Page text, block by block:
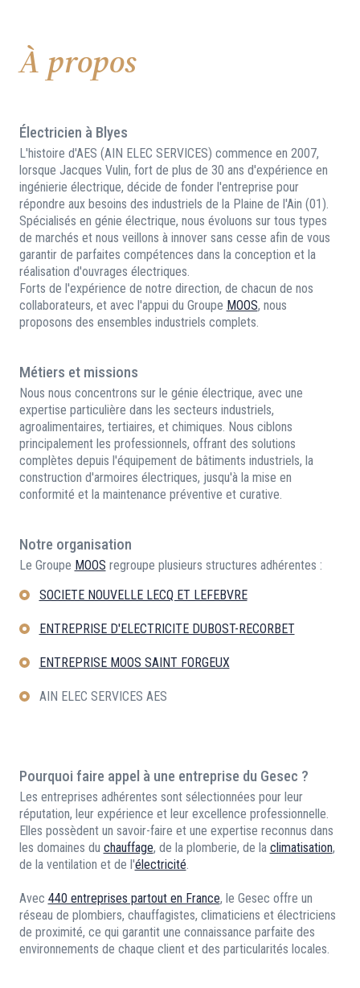
À propos
Électricien à Blyes
L'histoire d'AES (AIN ELEC SERVICES) commence en 2007,
lorsque Jacques Vulin, fort de plus de 30 ans d'expérience en
ingénierie électrique, décide de fonder l'entreprise pour
répondre aux besoins des industriels de la Plaine de l'Ain (01).
Spécialisés en génie électrique, nous évoluons sur tous types
de marchés et nous veillons à innover sans cesse afin de vous
garantir de parfaites compétences dans la conception et la
réalisation d'ouvrages électriques.
Forts de l'expérience de notre direction, de chacun de nos
collaborateurs, et avec l'appui du Groupe MOOS, nous
proposons des ensembles industriels complets.
Métiers et missions
Nous nous concentrons sur le génie électrique, avec une
expertise particulière dans les secteurs industriels,
agroalimentaires, tertiaires, et chimiques. Nous ciblons
principalement les professionnels, offrant des solutions
complètes depuis l'équipement de bâtiments industriels, la
construction d'armoires électriques, jusqu'à la mise en
conformité et la maintenance préventive et curative.
Notre organisation
Le Groupe MOOS regroupe plusieurs structures adhérentes :
SOCIETE NOUVELLE LECQ ET LEFEBVRE
ENTREPRISE D'ELECTRICITE DUBOST-RECORBET
ENTREPRISE MOOS SAINT FORGEUX
AIN ELEC SERVICES AES
Pourquoi faire appel à une entreprise du Gesec ?
Les entreprises adhérentes sont sélectionnées pour leur
réputation, leur expérience et leur excellence professionnelle.
Elles possèdent un savoir-faire et une expertise reconnus dans
les domaines du chauffage, de la plomberie, de la climatisation,
de la ventilation et de l'électricité.
Avec 440 entreprises partout en France, le Gesec offre un
réseau de plombiers, chauffagistes, climaticiens et électriciens
de proximité, ce qui garantit une connaissance parfaite des
environnements de chaque client et des particularités locales.